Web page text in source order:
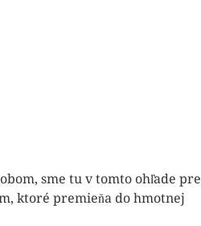
sme tu v tomto ohľade pre
ktoré premieňa do hmotnej